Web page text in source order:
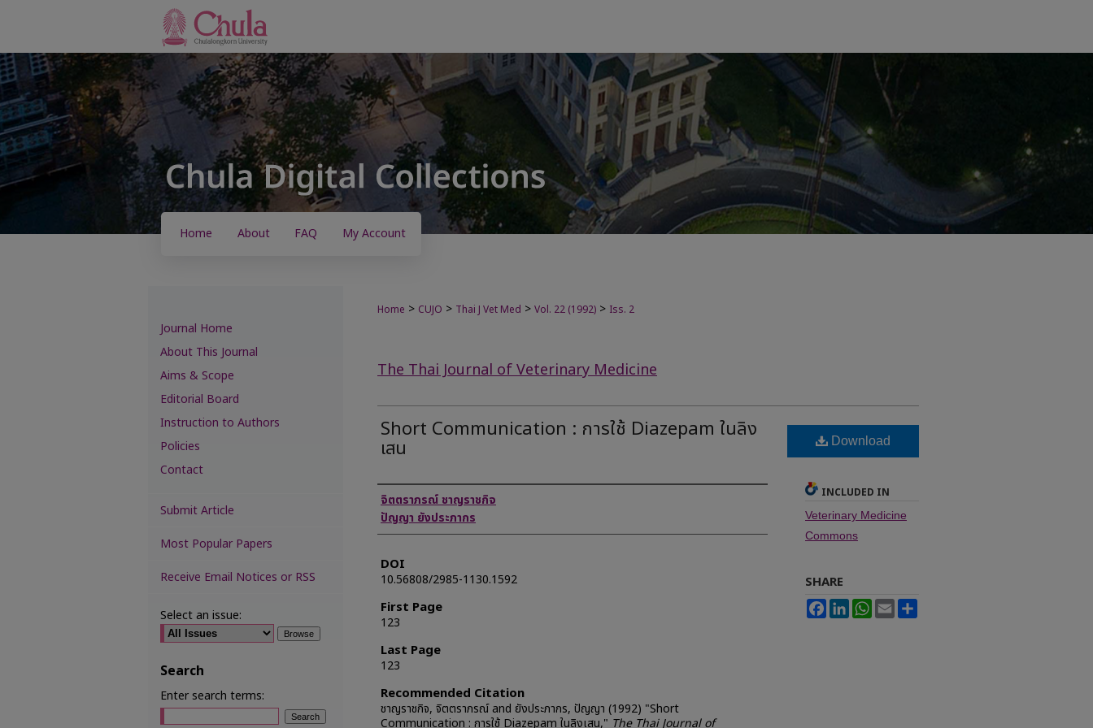
Home About FAQ My Account
Home > CUJO > Thai J Vet Med > Vol. 22 (1992) > Iss. 2
The Thai Journal of Veterinary Medicine
Short Communication : การใช้ Diazepam ในลิง
เสน
Authors
จิตตราภรณ์ ชาญราชกิจ
ปัญญา ยังประภากร
DOI
10.56808/2985-1130.1592
First Page
123
Last Page
123
Recommended Citation
ชาญราชกิจ, จิตตราภรณ์ and ยังประภากร, ปัญญา (1992) "Short
Communication : การใช้ Diazepam ในลิงเสน," The Thai Journal of
Download
INCLUDED IN
Veterinary Medicine
Commons
SHARE
FacebookLinkedInWhatsApp
Email
Journal Home
About This Journal
Aims & Scope
Editorial Board
Instruction to Authors
Policies
Contact
Submit Article
Most Popular Papers
Receive Email Notices or RSS
Select an issue:
Search
Enter search terms: